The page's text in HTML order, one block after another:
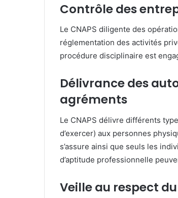
Contrôle des
Le CNAPS diligente des
réglementation des activités
procédure disciplinaire est
Délivrance des
agréments
Le CNAPS délivre différents
d’exercer) aux personnes
s’assure ainsi que seuls les
d’aptitude professionnelle
Veille au respect